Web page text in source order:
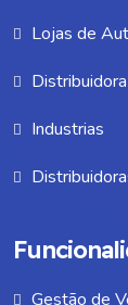
Lojas de
Industrias
Gestão de